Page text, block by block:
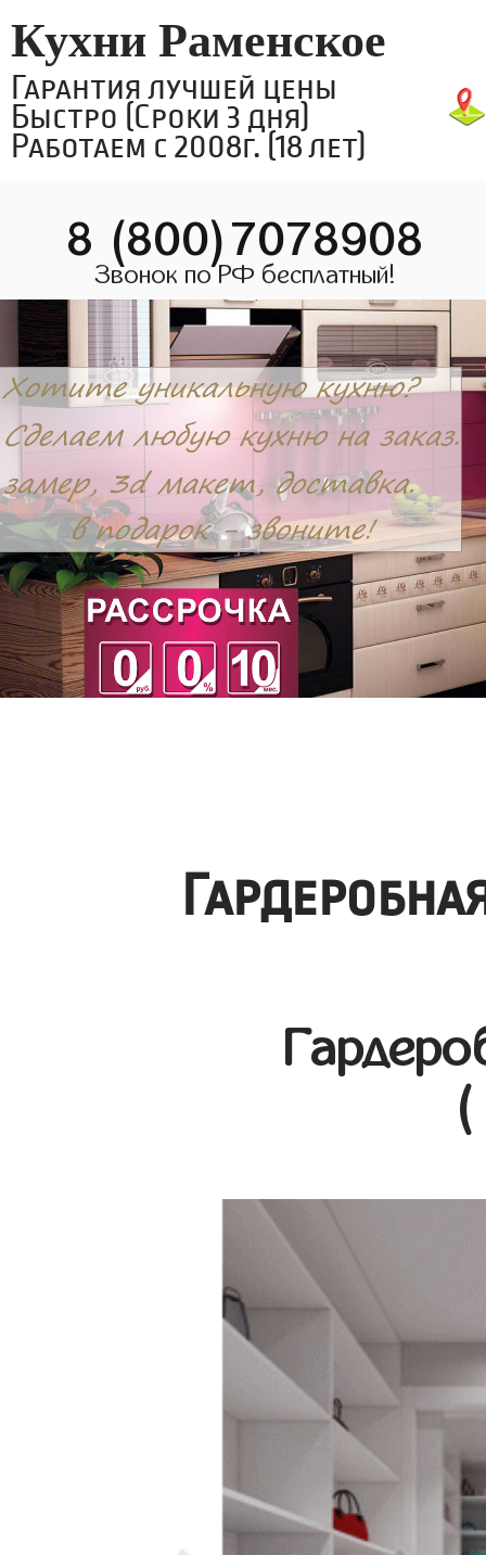
Кухни Раменское
Гарантия лучшей цены
Быстро (Сроки 3 дня)
Работаем с 2008г. (18 лет)
8 (800)7078908
Звонок по РФ бесплатный!
(